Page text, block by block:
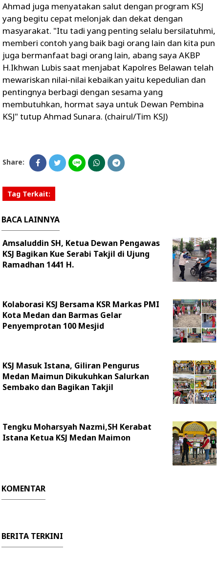
Ahmad juga menyatakan salut dengan program KSJ
yang begitu cepat melonjak dan dekat dengan
masyarakat. "Itu tadi yang penting selalu bersilatuhmi,
memberi contoh yang baik bagi orang lain dan kita pun
juga bermanfaat bagi orang lain, abang saya AKBP
H.Ikhwan Lubis saat menjabat Kapolres Belawan telah
mewariskan nilai-nilai kebaikan yaitu kepedulian dan
pentingnya berbagi dengan sesama yang
membutuhkan, hormat saya untuk Dewan Pembina
KSJ" tutup Ahmad Sunara. (chairul/Tim KSJ)
Share:
Tag Terkait:
BACA LAINNYA
Amsaluddin SH, Ketua Dewan Pengawas
KSJ Bagikan Kue Serabi Takjil di Ujung
Ramadhan 1441 H.
Kolaborasi KSJ Bersama KSR Markas PMI
Kota Medan dan Barmas Gelar
Penyemprotan 100 Mesjid
KSJ Masuk Istana, Giliran Pengurus
Medan Maimun Dikukuhkan Salurkan
Sembako dan Bagikan Takjil
Tengku Moharsyah Nazmi,SH Kerabat
Istana Ketua KSJ Medan Maimon
KOMENTAR
BERITA TERKINI